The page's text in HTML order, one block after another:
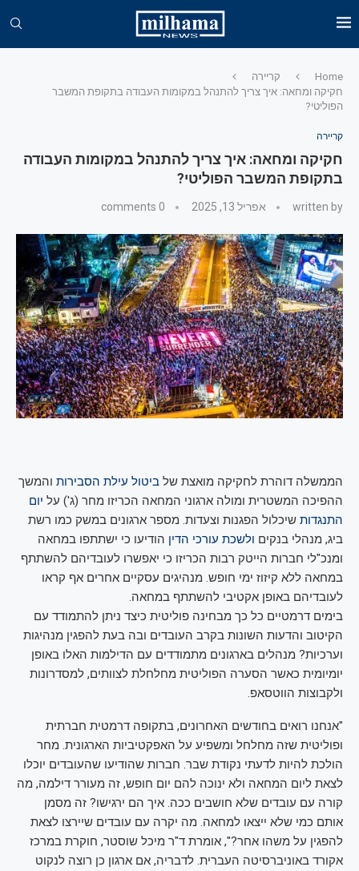
Home
קריירה
חקיקה ומחאה: איך צריך להתנהל במקומות העבודה בתקופת המשבר
הפוליטי?
קריירה
חקיקה ומחאה: איך צריך להתנהל במקומות העבודה
בתקופת המשבר הפוליטי?
written by אפריל 13, 2025 0 comments
הממשלה דוהרת לחקיקה מואצת של ביטול עילת הסבירות והמשך
ההפיכה המשטרית ומולה ארגוני המחאה הכריזו מחר (ג') על יום
התנגדות שיכלול הפגנות וצעדות. מספר ארגונים במשק כמו רשת
ביג, מנהלי בנקים ולשכת עורכי הדין הודיעו כי ישתתפו במחאה
ומנכ"לי חברות הייטק רבות הכריזו כי יאפשרו לעובדיהם להשתתף
במחאה ללא קיזוז ימי חופש. מנהיגים עסקיים אחרים אף קראו
לעובדיהם באופן אקטיבי להשתתף במחאה.
בימים דרמטיים כל כך מבחינה פוליטית כיצד ניתן להתמודד עם
הקיטוב והדעות השונות בקרב העובדים ובה בעת להפגין מנהיגות
וערכיות? מנהלים בארגונים מתמודדים עם הדילמות האלו באופן
יומיומית כאשר הסערה הפוליטית מחלחלת לצוותים, למסדרונות
ולקבוצות הווטסאפ.
"אנחנו רואים בחודשים האחרונים, בתקופה דרמטית חברתית
ופוליטית שזה מחלחל ומשפיע על האפקטיביות הארגונית. מחר
הולכת להיות לדעתי נקודת שבר. חברות שהודיעו שהעובדים יוכלו
לצאת ליום המחאה ולא ינוכה להם יום חופש, זה מעורר דילמה, מה
קורה עם עובדים שלא חושבים ככה. איך הם ירגישו? זה מסמן
אותם כמי שלא ייצאו למחאה. מה יקרה עם עובדים שיירצו לצאת
להפגין על משהו אחר?", אומרת ד"ר מיכל שוסטר, חוקרת במרכז
אקורד באוניברסיטה העברית. לדבריה, אם ארגון כן רוצה לנקוט